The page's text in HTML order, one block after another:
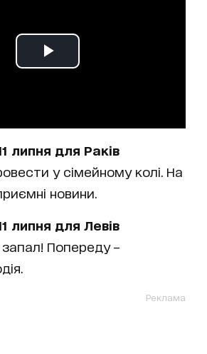
липня для Раків
у сімейному колі. На
новини.
липня для Левів
Попереду –
Реклама